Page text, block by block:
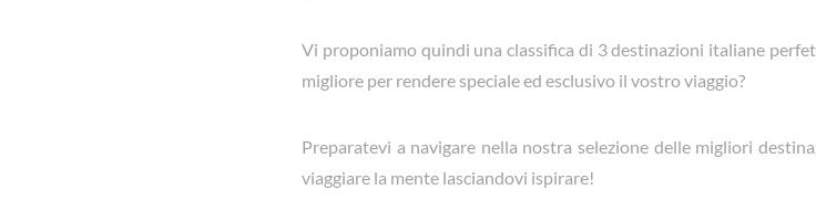
Vi proponiamo quindi una classifica di 3 destinazioni italiane
migliore per rendere speciale ed esclusivo il vostro viaggio?
Preparatevi a navigare nella nostra selezione delle migliori
viaggiare la mente lasciandovi ispirare!